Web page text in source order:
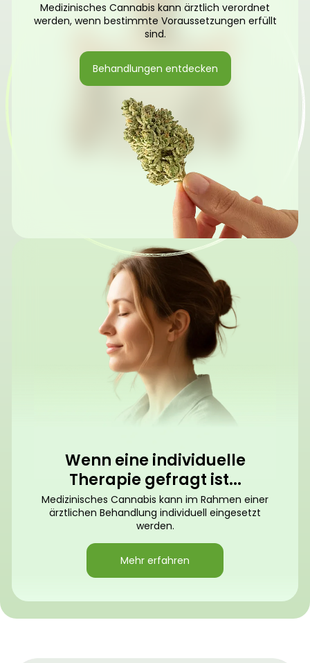
Medizinisches Cannabis kann ärztlich verordnet
werden, wenn bestimmte Voraussetzungen erfüllt
sind.
Behandlungen entdecken
Wenn eine individuelle
Therapie gefragt ist...
Medizinisches Cannabis kann im Rahmen einer
ärztlichen Behandlung individuell eingesetzt
werden.
Mehr erfahren